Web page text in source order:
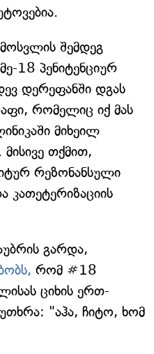
შემდეგ
18 პენიტენციურ
დერეფანში დგას
რომელიც იქ მას
მიხეილ
მისივე თქმით,
რეზონანსული
კათეტერიზაციის
გარდა,
რომ #18
ციხის ერთ-
"აჰა, ჩიტო, ხომ